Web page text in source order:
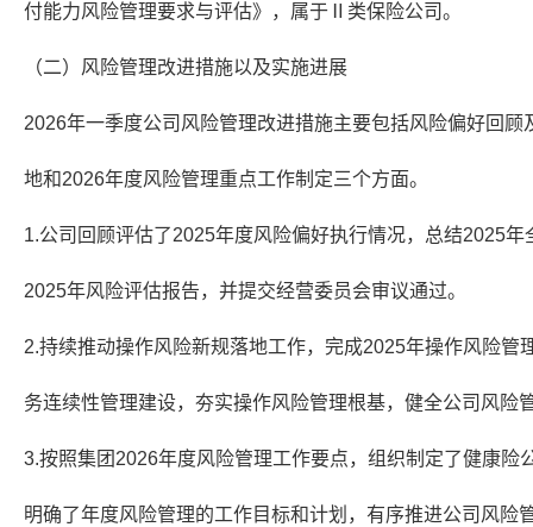
付能力风险管理要求与评估》，属于Ⅱ类保险公司。
（二）风险管理改进措施以及实施进展
2026年一季度公司风险管理改进措施主要包括风险偏好回
地和2026年度风险管理重点工作制定三个方面。
1.公司回顾评估了2025年度风险偏好执行情况，总结2025
2025年风险评估报告，并提交经营委员会审议通过。
2.持续推动操作风险新规落地工作，完成2025年操作风险管
务连续性管理建设，夯实操作风险管理根基，健全公司风险
3.按照集团2026年度风险管理工作要点，组织制定了健康险
明确了年度风险管理的工作目标和计划，有序推进公司风险